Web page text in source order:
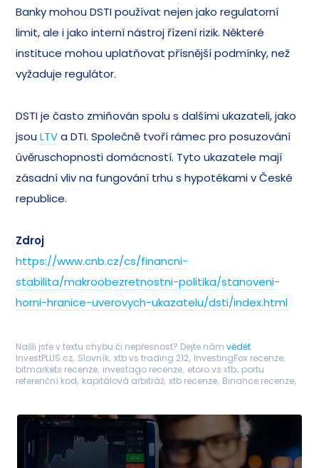
Banky mohou DSTI používat nejen jako regulatorní
limit, ale i jako interní nástroj řízení rizik. Některé
instituce mohou uplatňovat přísnější podmínky, než
vyžaduje regulátor.
DSTI je často zmiňován spolu s dalšími ukazateli, jako
jsouLTVa DTI. Společně tvoří rámec pro posuzování
úvěruschopnosti domácností. Tyto ukazatele mají
zásadní vliv na fungování trhu s hypotékami v České
republice.
Zdroj
https://www.cnb.cz/cs/financni-
stabilita/makroobezretnostni-politika/stanoveni-
horni-hranice-uverovych-ukazatelu/dsti/index.html
Našli jste v textu chybu či nepřesnost? Dejte námvědět.
InvestPLUS.cz Slovník xtb vs trading 212 InvestingFox recenze
bitmarkets recenze investago recenze etoro vs xtb portu
referenční kod kapitálová arbitráž xtb recenze Binance recenze